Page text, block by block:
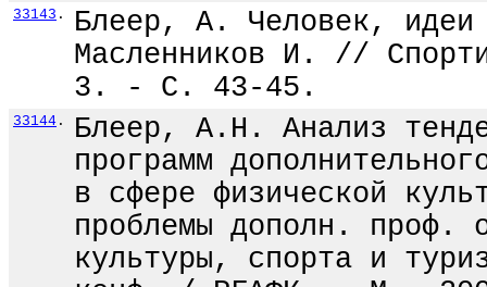
33143 .
Блеер, А. Человек,
Масленников И. //
3. - С. 43-45.
33144 .
Блеер, А.Н. Анализ
программ
в сфере физической
проблемы дополн. проф.
культуры, спорта и